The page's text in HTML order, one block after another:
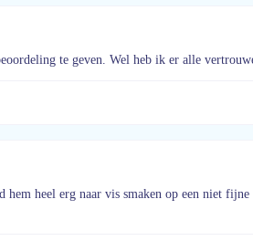
te geven. Wel heb ik er alle
heel erg naar vis smaken op een niet